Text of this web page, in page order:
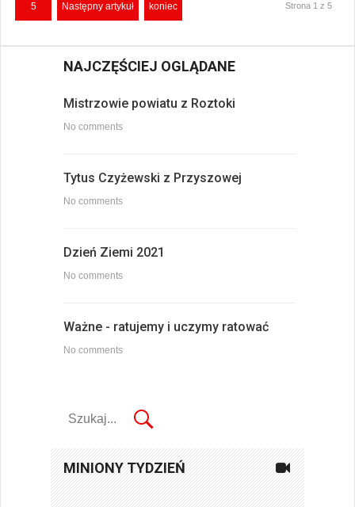
5 Następny artykuł koniec Strona 1 z 5
NAJCZĘŚCIEJ OGLĄDANE
Mistrzowie powiatu z Roztoki
No comments
Tytus Czyżewski z Przyszowej
No comments
Dzień Ziemi 2021
No comments
Ważne - ratujemy i uczymy ratować
No comments
MINIONY TYDZIEŃ